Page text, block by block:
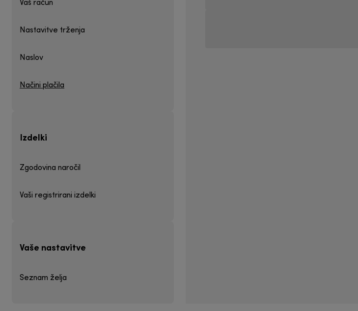
Vaš račun
Nastavitve trženja
Naslov
Načini plačila
Izdelki
Zgodovina naročil
Vaši registrirani izdelki
Vaše nastavitve
Seznam želja